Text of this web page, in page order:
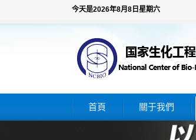
今天是2026年8月8日星期六
首頁 關于我們